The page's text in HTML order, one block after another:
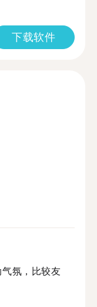
下载软件
氛，比较友